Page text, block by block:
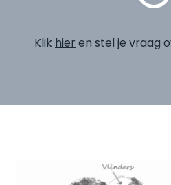
Klik hier en stel je vraag